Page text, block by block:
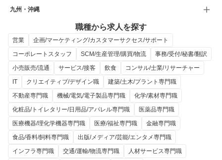
九州・沖縄
職種から求人を探す
営業
企画/マーケティング/カスタマーサクセス/サポート
コーポレートスタッフ
SCM/生産管理/購買/物流
事務/受付/秘書/翻訳
小売販売/流通
サービス/接客 飲食
コンサル/士業/リサーチャー
IT
クリエイティブ/デザイン職
建築/土木/プラント専門職
不動産専門職
機械/電気/電子製品専門職
化学/素材専門職
化粧品/トイレタリー/日用品/アパレル専門職
医薬品専門職
医療機器/理化学機器専門職
医療/福祉専門職
金融専門職
食品/香料/飼料専門職
出版/メディア/芸能/エンタメ専門職
インフラ専門職
交通/運輸/物流専門職
人材サービス専門職